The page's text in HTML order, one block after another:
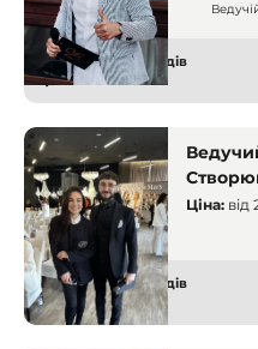
Ведучі для заходів
Львів
Львові
Ціна: від
Ведучі для заходів
Львів